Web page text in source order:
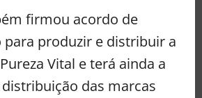
firmou acordo de
produzir e distribuir a
Vital e terá ainda a
das marcas